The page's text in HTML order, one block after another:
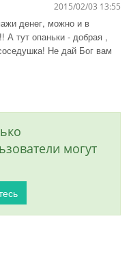
2015/02/03 13:55
денег, можно и в
А тут опаньки - добрая ,
Не дай Бог вам
могут